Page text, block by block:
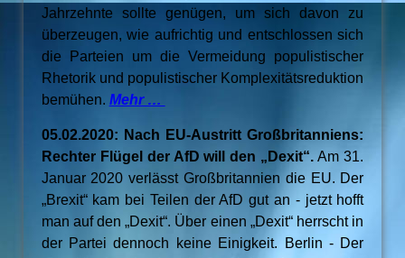
Jahrzehnte sollte genügen, um sich davon zu
überzeugen, wie aufrichtig und entschlossen sich
die Parteien um die Vermeidung populistischer
Rhetorik und populistischer Komplexitätsreduktion
bemühen. Mehr …
05.02.2020: Nach EU-Austritt Großbritanniens:
Rechter Flügel der AfD will den „Dexit“. Am 31.
Januar 2020 verlässt Großbritannien die EU. Der
„Brexit“ kam bei Teilen der AfD gut an - jetzt hofft
man auf den „Dexit“. Über einen „Dexit“ herrscht in
der Partei dennoch keine Einigkeit. Berlin - Der